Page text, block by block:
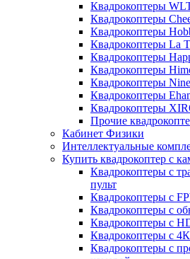
Квадрокоптеры
Квадрокоптеры
Квадрокоптеры
Квадрокоптеры La
Квадрокоптеры
Квадрокоптеры
Квадрокоптеры
Квадрокоптеры
Квадрокоптеры
Прочие
Кабинет Физики
Интеллектуальные
Купить квадрокоптер с
Квадрокоптеры с
пульт
Квадрокоптеры с
Квадрокоптеры с
Квадрокоптеры с
Квадрокоптеры с
Квадрокоптеры с